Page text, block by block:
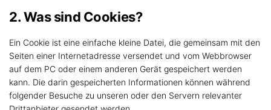
2. Was sind Cookies?
Ein Cookie ist eine einfache kleine Datei, die gemeinsam mit den
Seiten einer Internetadresse versendet und vom Webbrowser
auf dem PC oder einem anderen Gerät gespeichert werden
kann. Die darin gespeicherten Informationen können während
folgender Besuche zu unseren oder den Servern relevanter